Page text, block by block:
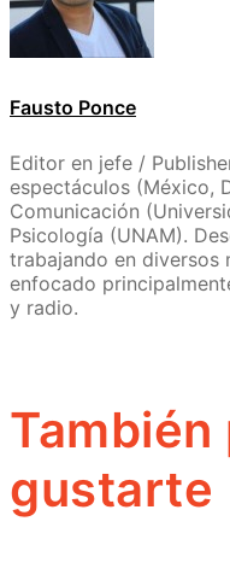
Fausto Ponce
Editor en jefe /
espectáculos (México,
Comunicación
Psicología (UNAM).
trabajando en diversos
enfocado
y radio.
También
gustarte